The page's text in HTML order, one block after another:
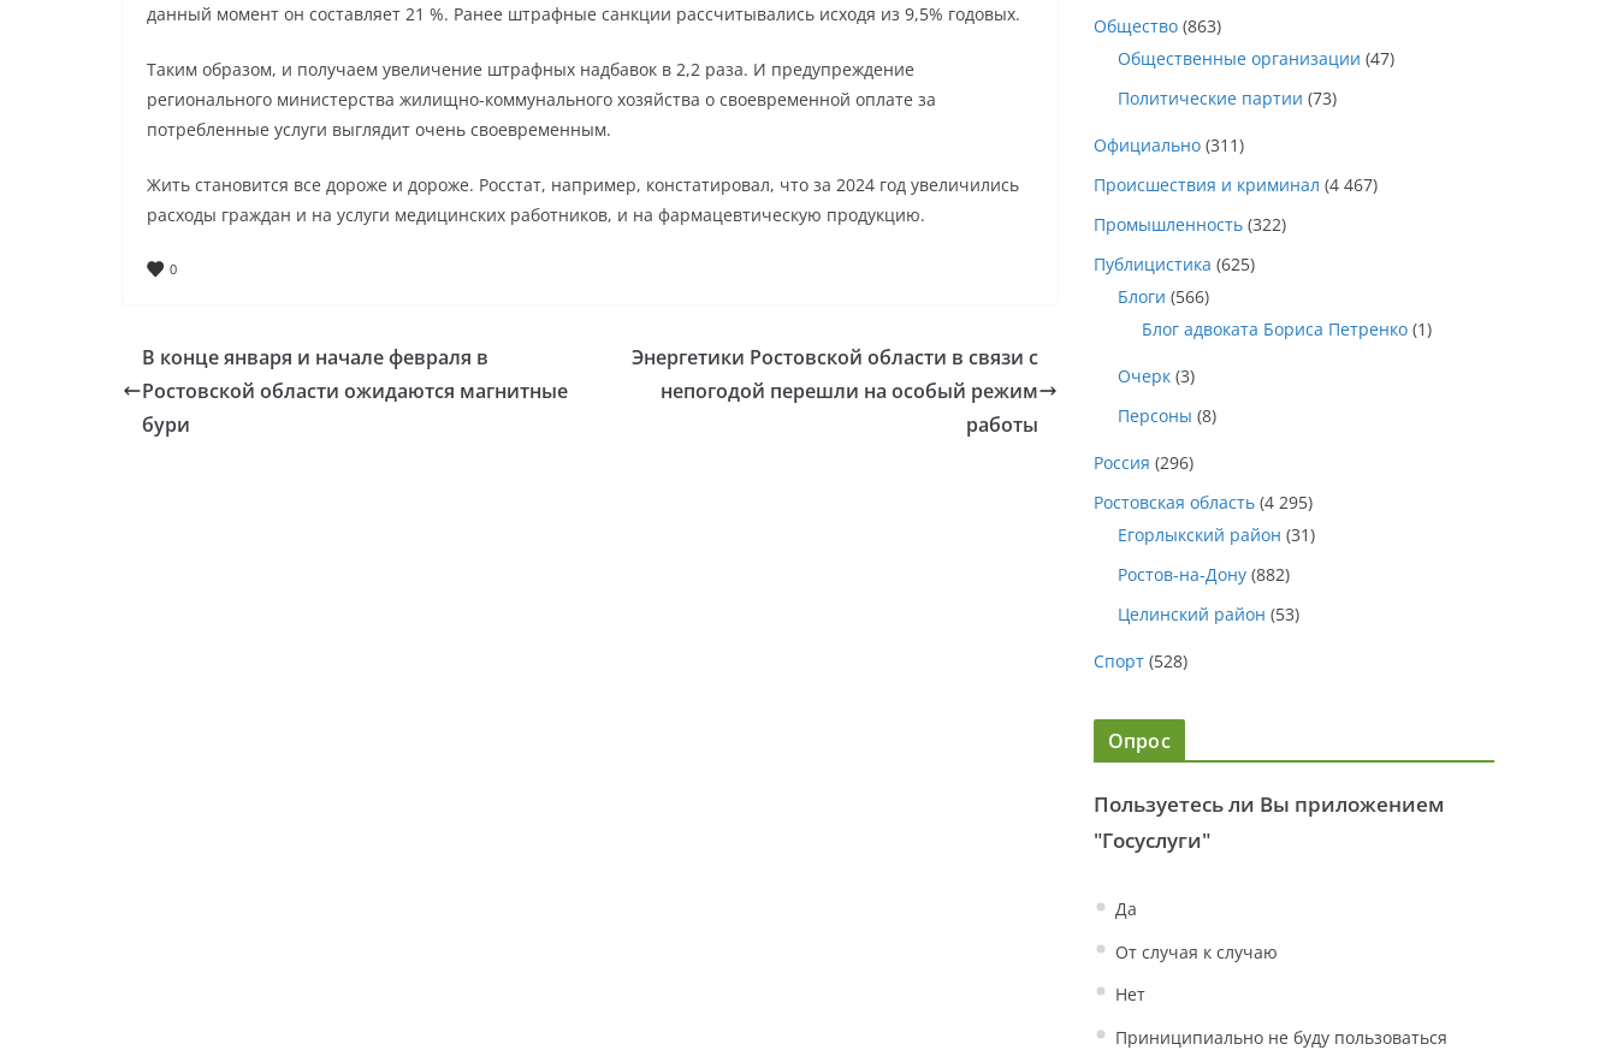
данный момент он составляет 21 %. Ранее штрафные санкции рассчитывались исходя из 9,5% годовых.
Таким образом, и получаем увеличение штрафных надбавок в 2,2 раза. И предупреждение
регионального министерства жилищно-коммунального хозяйства о своевременной оплате за
потребленные услуги выглядит очень своевременным.
Жить становится все дороже и дороже. Росстат, например, констатировал, что за 2024 год увеличились
расходы граждан и на услуги медицинских работников, и на фармацевтическую продукцию.
0
В конце января и начале февраля в
Ростовской области ожидаются магнитные
бури
Энергетики Ростовской области в связи с
непогодой перешли на особый режим
работы
Общество (863)
Общественные организации (47)
Политические партии (73)
Официально (311)
Происшествия и криминал (4 467)
Промышленность (322)
Публицистика (625)
Блоги (566)
Блог адвоката Бориса Петренко (1)
Очерк (3)
Персоны (8)
Россия (296)
Ростовская область (4 295)
Егорлыкский район (31)
Ростов-на-Дону (882)
Целинский район (53)
Спорт (528)
Опрос
Пользуетесь ли Вы приложением
"Госуслуги"
Да
От случая к случаю
Нет
Приниципиально не буду пользоваться